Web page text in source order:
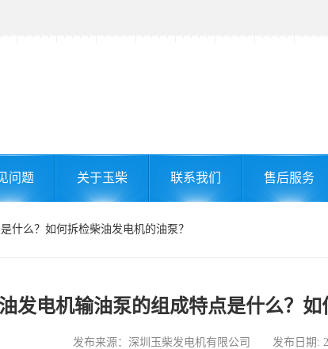
问题 关于玉柴 联系我们 售后服务
什么？如何拆检柴油发电机的油泵？
发电机输油泵的组成特点是什么？如
发布来源：深圳玉柴发电机有限公司 发布日期: